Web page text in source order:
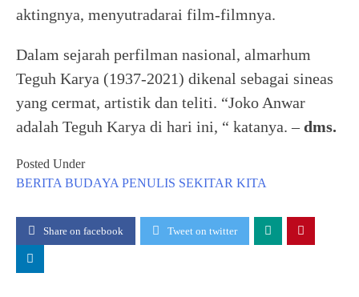
aktingnya, menyutradarai film-filmnya.
Dalam sejarah perfilman nasional, almarhum
Teguh Karya (1937-2021) dikenal sebagai sineas
yang cermat, artistik dan teliti. “Joko Anwar
adalah Teguh Karya di hari ini, “ katanya. –dms.
Posted Under
BERITA BUDAYA PENULIS SEKITAR KITA
Share on facebook Tweet on twitter